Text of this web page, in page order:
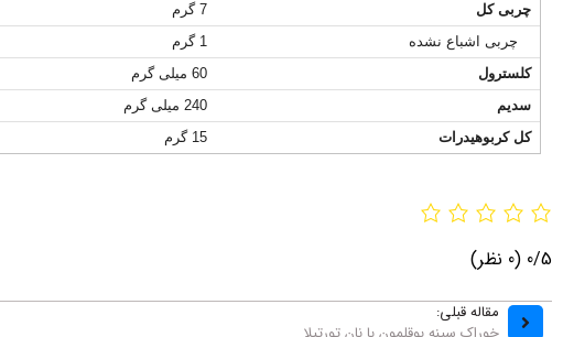
چربی کل 7 گرم
چربی اشباع نشده
1 گرم
کلسترول
60 میلی گرم
سدیم
240 میلی گرم
کل کربوهیدرات
15 گرم
0/5 (0 نظر)
مقاله قبلی: